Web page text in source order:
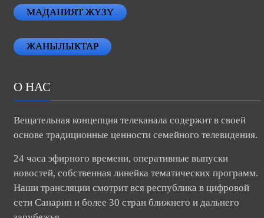
МАДАНИЯТ ЖҮЗҮ
ЖАНЫЛЫКТАР
О НАС
Вещательная концепция телеканала содержит в своей
основе традиционные ценности семейного телевидения.
24 часа эфирного времени, оперативные выпуски
новостей, собственная линейка тематических программ.
Наши трансляции смотрит вся республика в цифровой
сети Санарип и более 30 стран ближнего и дальнего